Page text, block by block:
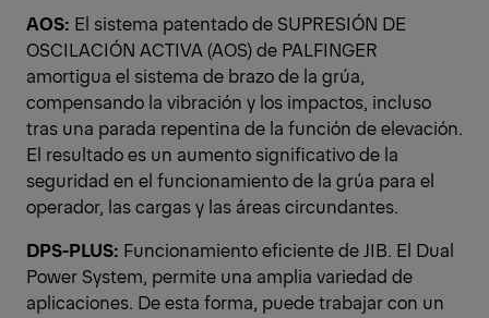
AOS: El sistema patentado de SUPRESIÓN DE
OSCILACIÓN ACTIVA (AOS) de PALFINGER
amortigua el sistema de brazo de la grúa,
compensando la vibración y los impactos, incluso
tras una parada repentina de la función de elevación.
El resultado es un aumento significativo de la
seguridad en el funcionamiento de la grúa para el
operador, las cargas y las áreas circundantes.
DPS-PLUS: Funcionamiento eficiente de JIB. El Dual
Power System, permite una amplia variedad de
aplicaciones. De esta forma, puede trabajar con un